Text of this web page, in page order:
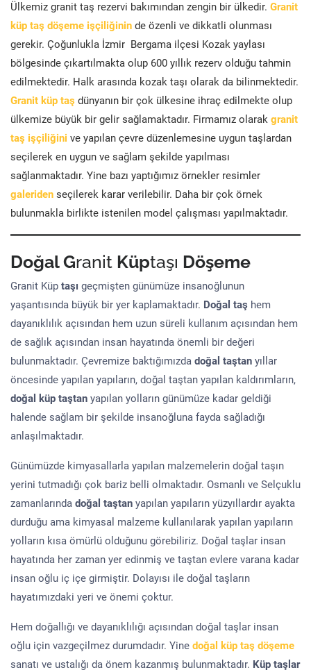
Ülkemiz granit taş rezervi bakımından zengin bir ülkedir. Granit
küp taş döşeme işçiliğinin de özenli ve dikkatli olunması
gerekir. Çoğunlukla İzmir Bergama ilçesi Kozak yaylası
bölgesinde çıkartılmakta olup 600 yıllık rezerv olduğu tahmin
edilmektedir. Halk arasında kozak taşı olarak da bilinmektedir.
Granit küp taş dünyanın bir çok ülkesine ihraç edilmekte olup
ülkemize büyük bir gelir sağlamaktadır. Firmamız olarak granit
taş işçiliğini ve yapılan çevre düzenlemesine uygun taşlardan
seçilerek en uygun ve sağlam şekilde yapılması
sağlanmaktadır. Yine bazı yaptığımız örnekler resimler
galeriden seçilerek karar verilebilir. Daha bir çok örnek
bulunmakla birlikte istenilen model çalışması yapılmaktadır.
Doğal Granit Küptaşı Döşeme
Granit Küp taşı geçmişten günümüze insanoğlunun
yaşantısında büyük bir yer kaplamaktadır. Doğal taş hem
dayanıklılık açısından hem uzun süreli kullanım açısından hem
de sağlık açısından insan hayatında önemli bir değeri
bulunmaktadır. Çevremize baktığımızda doğal taştan yıllar
öncesinde yapılan yapıların, doğal taştan yapılan kaldırımların,
doğal küp taştan yapılan yolların günümüze kadar geldiği
halende sağlam bir şekilde insanoğluna fayda sağladığı
anlaşılmaktadır.
Günümüzde kimyasallarla yapılan malzemelerin doğal taşın
yerini tutmadığı çok bariz belli olmaktadır. Osmanlı ve Selçuklu
zamanlarında doğal taştan yapılan yapıların yüzyıllardır ayakta
durduğu ama kimyasal malzeme kullanılarak yapılan yapıların
yolların kısa ömürlü olduğunu görebiliriz. Doğal taşlar insan
hayatında her zaman yer edinmiş ve taştan evlere varana kadar
insan oğlu iç içe girmiştir. Dolayısı ile doğal taşların
hayatımızdaki yeri ve önemi çoktur.
Hem doğallığı ve dayanıklılığı açısından doğal taşlar insan
oğlu için vazgeçilmez durumdadır. Yine doğal küp taş döşeme
sanatı ve ustalığı da önem kazanmış bulunmaktadır. Küp taşlar